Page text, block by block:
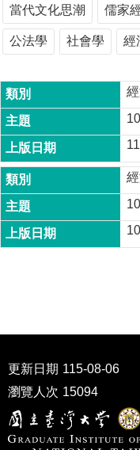
所
簡
介
所
成
員
博
士
班
碩
士
班
學
術
研
究
國
當代文化思潮 儒家
公法學 社會學 經
更新日期 115-08-06
瀏覽人次 15094